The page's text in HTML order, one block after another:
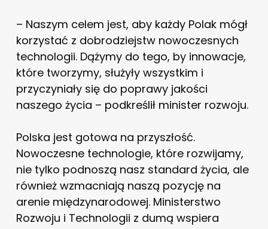
– Naszym celem jest, aby każdy Polak mógł
korzystać z dobrodziejstw nowoczesnych
technologii. Dążymy do tego, by innowacje,
które tworzymy, służyły wszystkim i
przyczyniały się do poprawy jakości
naszego życia – podkreślił minister rozwoju.
Polska jest gotowa na przyszłość.
Nowoczesne technologie, które rozwijamy,
nie tylko podnoszą nasz standard życia, ale
również wzmacniają naszą pozycję na
arenie międzynarodowej. Ministerstwo
Rozwoju i Technologii z dumą wspiera